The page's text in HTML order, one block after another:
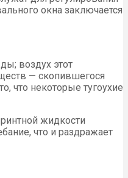
окна заключается
воздух этот
— скопившегося
что некоторые тугоухие
жидкости
что и раздражает